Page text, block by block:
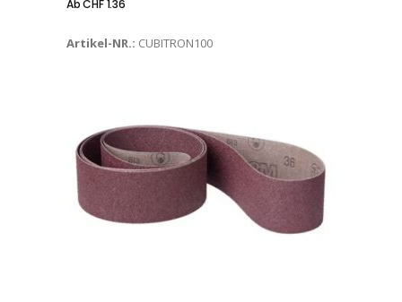
AbCHF1.36
Artikel-NR.: CUBITRON100